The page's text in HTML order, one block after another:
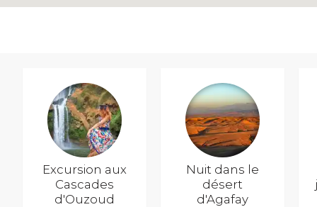
Excursion aux
Cascades
d'Ouzoud
Nuit dans le
désert
d'Agafay